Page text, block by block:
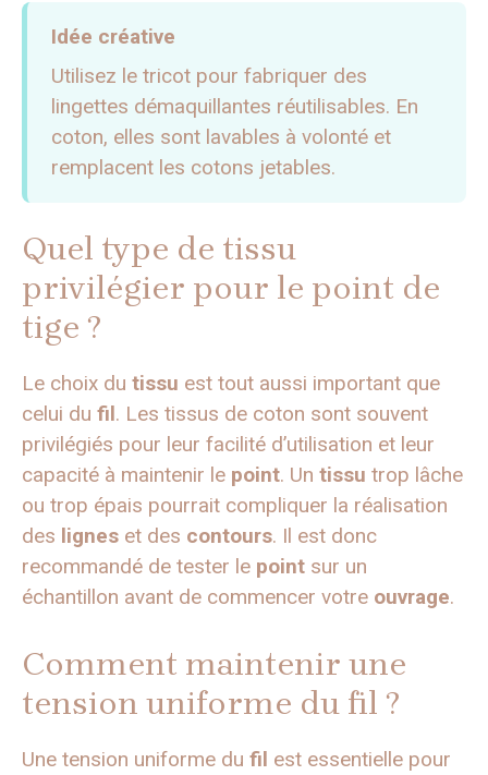
Idée créative
Utilisez le tricot pour fabriquer des
lingettes démaquillantes réutilisables. En
coton, elles sont lavables à volonté et
remplacent les cotons jetables.
Quel type de tissu
privilégier pour le point de
tige ?
Le choix du tissu est tout aussi important que
celui du fil. Les tissus de coton sont souvent
privilégiés pour leur facilité d’utilisation et leur
capacité à maintenir le point. Un tissu trop lâche
ou trop épais pourrait compliquer la réalisation
des lignes et des contours. Il est donc
recommandé de tester le point sur un
échantillon avant de commencer votre ouvrage.
Comment maintenir une
tension uniforme du fil ?
Une tension uniforme du fil est essentielle pour